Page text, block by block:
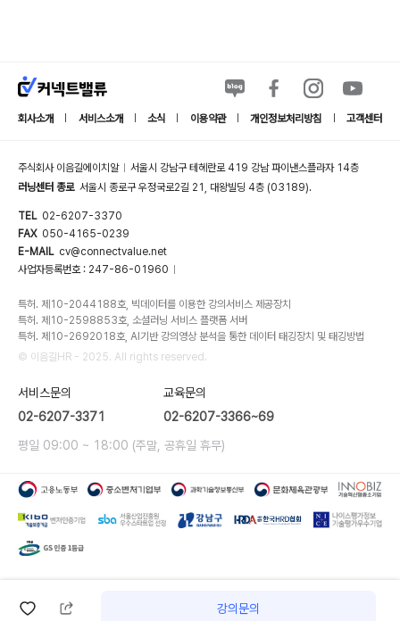
강의문의
회사소개 서비스소개 소식 이용약관 개인정보처리방침 고객센터
주식회사 이음길에이치알
서울시 강남구 테헤란로 419 강남 파이낸스플라자 14층
러닝센터 종로 서울시 종로구 우정국로2길 21, 대왕빌딩 4층 (03189).
TEL 02-6207-3370
FAX 050-4165-0239
E-MAIL cv@connectvalue.net
사업자등록번호 : 247-86-01960
특허. 제10-2044188호, 빅데이터를 이용한 강의서비스 제공장치
특허. 제10-2598853호, 소셜러닝 서비스 플랫폼 서버
특허. 제10-2692018호, AI기반 강의영상 분석을 통한 데이터 태깅장치 및 태깅방법
© 이음길HR - 2025. All rights reserved.
서비스문의
02-6207-3371
교육문의
02-6207-3366~69
평일 09:00 ~ 18:00 (주말, 공휴일 휴무)